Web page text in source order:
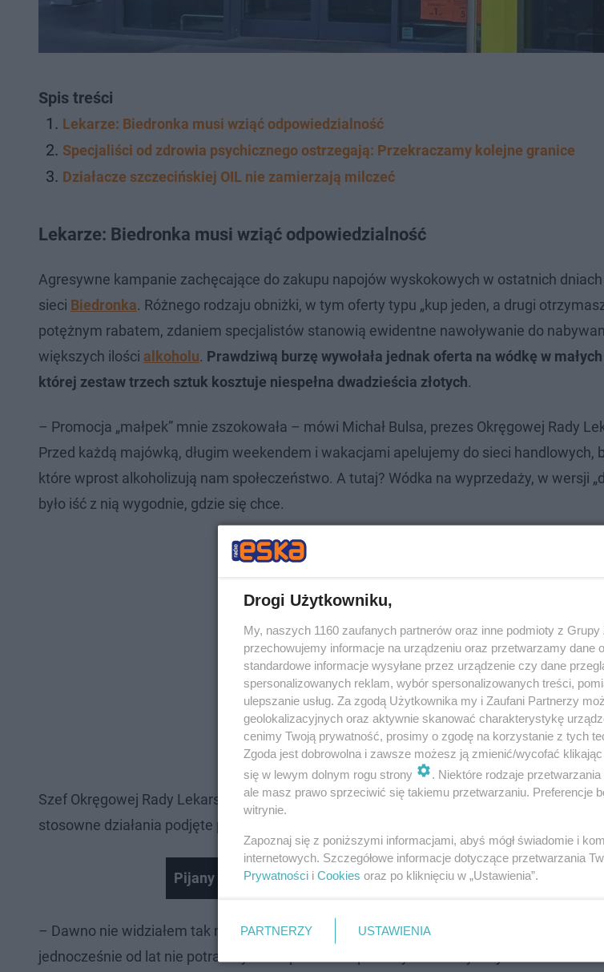
Spis treści
Lekarze: Biedronka musi wziąć odpowiedzialność
Specjaliści od zdrowia psychicznego ostrzegają: Przekraczamy kolejne granice
Działacze szczecińskiej OIL nie zamierzają milczeć
Lekarze: Biedronka musi wziąć odpowiedzialność
Agresywne kampanie zachęcające do zakupu napojów wyskokowych w ostatnich
sieci Biedronka. Różnego rodzaju obniżki, w tym oferty typu „kup jeden, a drugi
potężnym rabatem, zdaniem specjalistów stanowią ewidentne nawoływanie do
większych ilości alkoholu. Prawdziwą burzę wywołała jednak oferta na wódkę w
której zestaw trzech sztuk kosztuje niespełna dwadzieścia złotych.
– Promocja „małpek” mnie zszokowała – mówi Michał Bulsa, prezes Okręgowej Rady
Przed każdą majówką, długim weekendem i wakacjami apelujemy do sieci handlowych,
które wprost alkoholizują nam społeczeństwo. A tutaj? Wódka na wyprzedaży, w wersji
było iść z nią wygodnie, gdzie się chce.
Szef Okręgowej Rady Lekarskiej wprost wyraża swój absolutny brak akceptacji,
stosowne działania podjęte przez władze.
Pijany poseł Konfederacji
– Dawno nie widziałem tak nieodpowiednich zachowań w handlu. Promujemy zakaz
jednocześnie od lat nie potrafimy sobie poradzić z pazernymi i nieetycznymi sieciami
Drogi Użytkowniku,
My, naszych 1160 zaufanych partnerów oraz inne podmioty z
przechowujemy informacje na urządzeniu oraz przetwarzamy dane
standardowe informacje wysyłane przez urządzenie czy dane
spersonalizowanych reklam, wybór spersonalizowanych treści,
ulepszanie usług. Za zgodą Użytkownika my i Zaufani Partnerzy
geolokalizacyjnych oraz aktywnie skanować charakterystykę
cenimy Twoją prywatność, prosimy o zgodę na korzystanie z tych
Zgoda jest dobrowolna i zawsze możesz ją zmienić/wycofać
się w lewym dolnym rogu strony
. Niektóre rodzaje
ale masz prawo sprzeciwić się takiemu przetwarzaniu. Preferencje
witrynie.
Zapoznaj się z poniższymi informacjami, abyś mógł świadomie i
internetowych. Szczegółowe informacje dotyczące przetwarzania
Prywatności i Cookies oraz po kliknięciu w „Ustawienia”.
PARTNERZY USTAWIENIA